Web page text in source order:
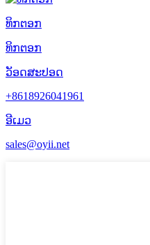
ທິກຕອກ
ທິກຕອກ
ວັອດສະປອດ
+8618926041961
ອີເມວ
sales@oyii.net